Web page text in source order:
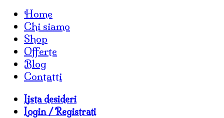
Home
Chi siamo
Shop
Offerte
Blog
Contatti
Lista desideri
Login / Registrati